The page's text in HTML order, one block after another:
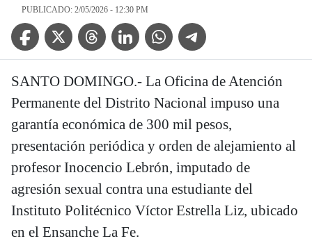
PUBLICADO: 2/05/2026 - 12:30 PM
Facebook IconTwitter IconThreads IconLinkedin IconWhatsApp IconTelegram Icon
SANTO DOMINGO.- La Oficina de Atención
Permanente del Distrito Nacional impuso una
garantía económica de 300 mil pesos,
presentación periódica y orden de alejamiento al
profesor Inocencio Lebrón, imputado de
agresión sexual contra una estudiante del
Instituto Politécnico Víctor Estrella Liz, ubicado
en el Ensanche La Fe.